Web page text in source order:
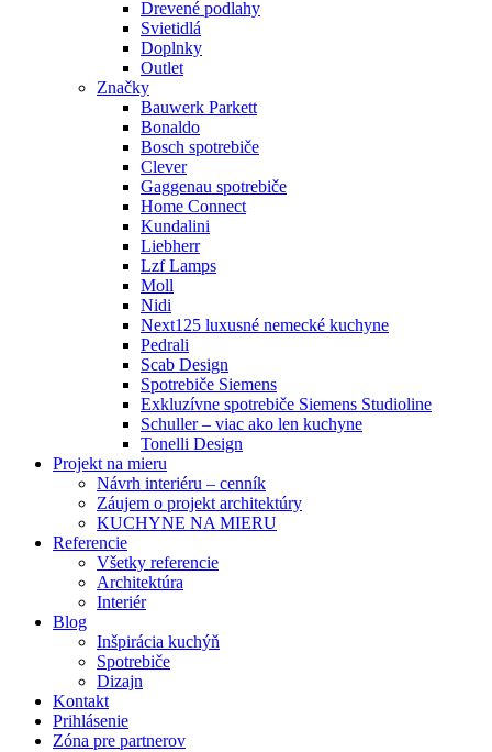
Drevené podlahy
Svietidlá
Doplnky
Outlet
Značky
Bauwerk Parkett
Bonaldo
Bosch spotrebiče
Clever
Gaggenau spotrebiče
Home Connect
Kundalini
Liebherr
Lzf Lamps
Moll
Nidi
Next125 luxusné nemecké kuchyne
Pedrali
Scab Design
Spotrebiče Siemens
Exkluzívne spotrebiče Siemens Studioline
Schuller – viac ako len kuchyne
Tonelli Design
Projekt na mieru
Návrh interiéru – cenník
Záujem o projekt architektúry
KUCHYNE NA MIERU
Referencie
Všetky referencie
Architektúra
Interiér
Blog
Inšpirácia kuchýň
Spotrebiče
Dizajn
Kontakt
Prihlásenie
Zóna pre partnerov